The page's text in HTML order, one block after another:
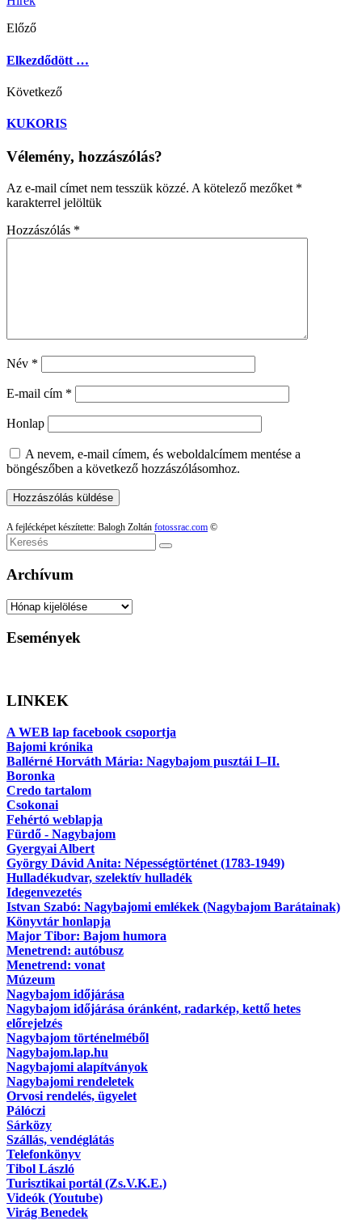
Előző
Elkezdődött …
Következő
KUKORIS
Vélemény, hozzászólás?
Az e-mail címet nem tesszük közzé. A kötelező mezőket *
karakterrel jelöltük
Hozzászólás *
Név *
E-mail cím *
Honlap
A nevem, e-mail címem, és weboldalcímem mentése a
böngészőben a következő hozzászólásomhoz.
A fejlécképet készítette: Balogh Zoltán fotossrac.com ©
Keresés
Archívum
Archívum
Események
LINKEK
A WEB lap facebook csoportja
Bajomi krónika
Ballérné Horváth Mária: Nagybajom pusztái I–II.
Boronka
Credo tartalom
Csokonai
Fehértó weblapja
Fürdő - Nagybajom
Gyergyai Albert
György Dávid Anita: Népességtörténet (1783-1949)
Hulladékudvar, szelektív hulladék
Idegenvezetés
Istvan Szabó: Nagybajomi emlékek (Nagybajom Barátainak)
Könyvtár honlapja
Major Tibor: Bajom humora
Menetrend: autóbusz
Menetrend: vonat
Múzeum
Nagybajom időjárása
Nagybajom időjárása óránként, radarkép, kettő hetes
előrejelzés
Nagybajom történelméből
Nagybajom.lap.hu
Nagybajomi alapítványok
Nagybajomi rendeletek
Orvosi rendelés, ügyelet
Pálóczi
Sárközy
Szállás, vendéglátás
Telefonkönyv
Tibol László
Turisztikai portál (Zs.V.K.E.)
Videók (Youtube)
Virág Benedek